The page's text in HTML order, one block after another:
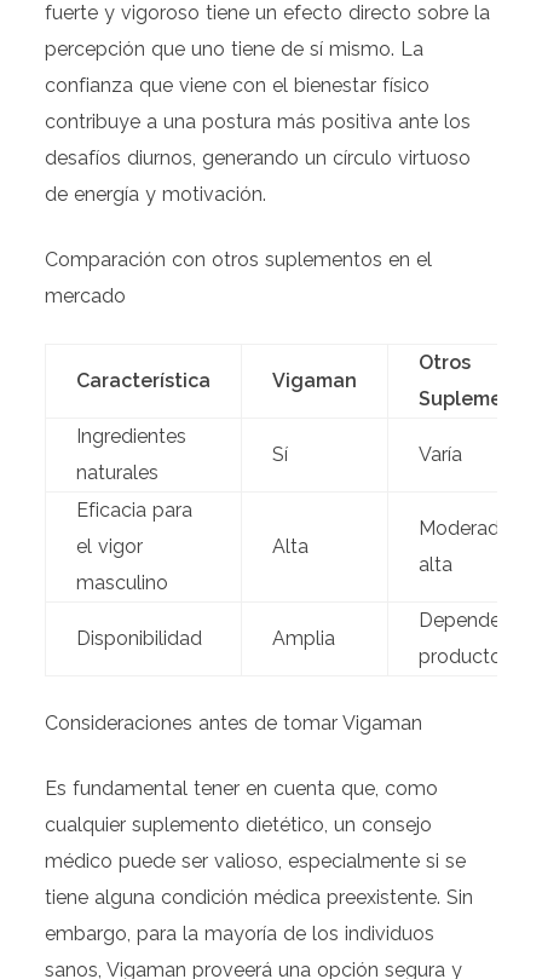
fuerte y vigoroso tiene un efecto directo sobre la
percepción que uno tiene de sí mismo. La
confianza que viene con el bienestar físico
contribuye a una postura más positiva ante los
desafíos diurnos, generando un círculo virtuoso
de energía y motivación.
Comparación con otros suplementos en el
mercado
Característica Vigaman
Otros
Ingredientes
naturales
Sí Varía
Eficacia para
el vigor
masculino
Alta
Moderada a
alta
Disponibilidad Amplia
Depende del
producto
Consideraciones antes de tomar Vigaman
Es fundamental tener en cuenta que, como
cualquier suplemento dietético, un consejo
médico puede ser valioso, especialmente si se
tiene alguna condición médica preexistente. Sin
embargo, para la mayoría de los individuos
sanos, Vigaman proveerá una opción segura y